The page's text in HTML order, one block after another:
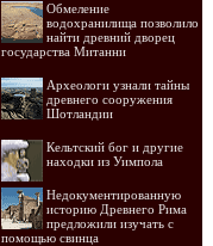
Обмеление
водохранилища позволило
найти древний дворец
государства Митанни
Археологи узнали тайны
древнего сооружения
Шотландии
Кельтский бог и другие
находки из Уимпола
Недокументированную
историю Древнего Рима
предложили изучать с
помощью свинца